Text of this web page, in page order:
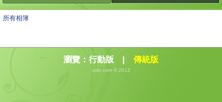
所有相簿
瀏覽： 行動版 | 傳統版
udn.com © 2012